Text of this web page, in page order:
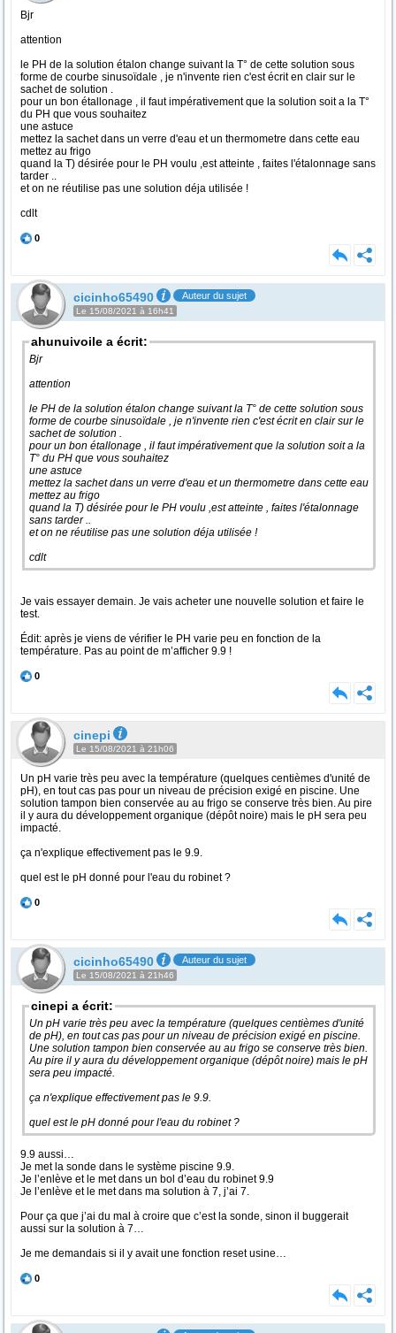
Bjr
attention
le PH de la solution étalon change suivant la T° de cette solution sous
forme de courbe sinusoïdale , je n'invente rien c'est écrit en clair sur le
sachet de solution .
pour un bon étallonage , il faut impérativement que la solution soit a la T°
du PH que vous souhaitez
une astuce
mettez la sachet dans un verre d'eau et un thermometre dans cette eau
mettez au frigo
quand la T) désirée pour le PH voulu ,est atteinte , faites l'étalonnage sans
tarder ..
et on ne réutilise pas une solution déja utilisée !
cdlt
0
cicinho65490 Auteur du sujet
Le 15/08/2021 à 16h41
ahunuivoile a écrit:
Bjr
attention
le PH de la solution étalon change suivant la T° de cette solution sous
forme de courbe sinusoïdale , je n'invente rien c'est écrit en clair sur le
sachet de solution .
pour un bon étallonage , il faut impérativement que la solution soit a la
T° du PH que vous souhaitez
une astuce
mettez la sachet dans un verre d'eau et un thermometre dans cette eau
mettez au frigo
quand la T) désirée pour le PH voulu ,est atteinte , faites l'étalonnage
sans tarder ..
et on ne réutilise pas une solution déja utilisée !
cdlt
Je vais essayer demain. Je vais acheter une nouvelle solution et faire le
test.
Édit: après je viens de vérifier le PH varie peu en fonction de la
température. Pas au point de m’afficher 9.9 !
0
cinepi
Le 15/08/2021 à 21h06
Un pH varie très peu avec la température (quelques centièmes d'unité de
pH), en tout cas pas pour un niveau de précision exigé en piscine. Une
solution tampon bien conservée au au frigo se conserve très bien. Au pire
il y aura du développement organique (dépôt noire) mais le pH sera peu
impacté.
ça n'explique effectivement pas le 9.9.
quel est le pH donné pour l'eau du robinet ?
0
cicinho65490 Auteur du sujet
Le 15/08/2021 à 21h46
cinepi a écrit:
Un pH varie très peu avec la température (quelques centièmes d'unité
de pH), en tout cas pas pour un niveau de précision exigé en piscine.
Une solution tampon bien conservée au au frigo se conserve très bien.
Au pire il y aura du développement organique (dépôt noire) mais le pH
sera peu impacté.
ça n'explique effectivement pas le 9.9.
quel est le pH donné pour l'eau du robinet ?
9.9 aussi…
Je met la sonde dans le système piscine 9.9.
Je l’enlève et le met dans un bol d’eau du robinet 9.9
Je l’enlève et le met dans ma solution à 7, j’ai 7.
Pour ça que j’ai du mal à croire que c’est la sonde, sinon il buggerait
aussi sur la solution à 7…
Je me demandais si il y avait une fonction reset usine…
0